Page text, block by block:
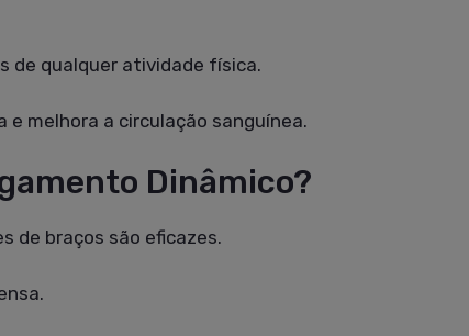
de qualquer atividade física.
melhora a circulação sanguínea.
Dinâmico?
de braços são eficazes.